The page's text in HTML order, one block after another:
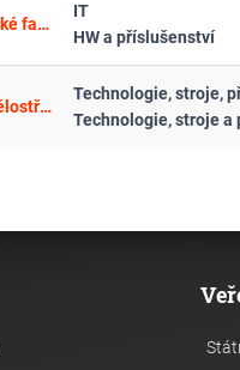
Dodání, instalace audiovizuální techniky pro vysoko kapacitní učebnu lékařské fakulty
IT
HW a příslušenství
Dodávka audioprůvodců včetně audionahrávky v jazykových mutacích pro Dělostřeleckou tvrz Bouda